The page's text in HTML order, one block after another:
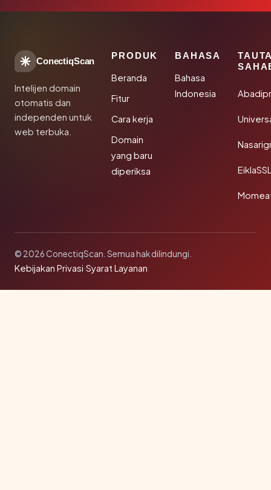
ConectiqScan
Intelijen domain
otomatis dan
independen untuk
web terbuka.
PRODUK
Beranda
Fitur
Cara kerja
Domain
yang baru
diperiksa
BAHASA
Bahasa
Indonesia
© 2026 ConectiqScan. Semua hak dilindungi.
Kebijakan Privasi·Syarat Layanan